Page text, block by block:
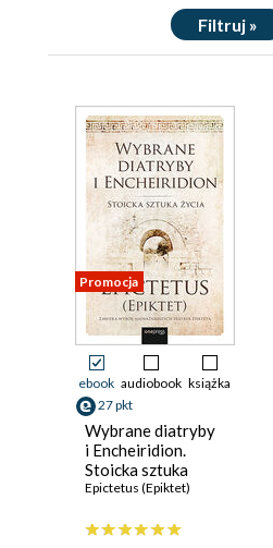
Filtruj »
Promocja
ebook audiobook książka
27 pkt
Wybrane diatryby
i Encheiridion.
Stoicka sztuka
życia
Epictetus (Epiktet)